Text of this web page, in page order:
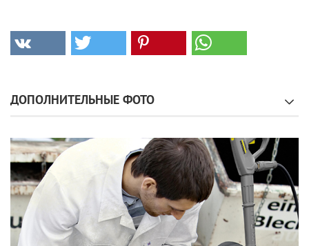
ДОПОЛНИТЕЛЬНЫЕ ФОТО